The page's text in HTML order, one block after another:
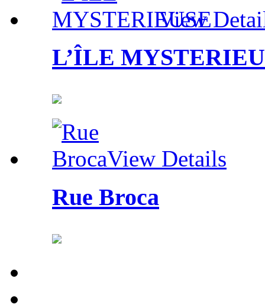
View
L’ÎLE
View Details
Rue Broca